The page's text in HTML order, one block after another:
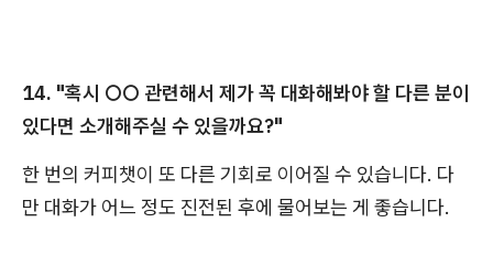
14. "혹시 ○○ 관련해서 제가 꼭 대화해봐야 할 다른 분이
있다면 소개해주실 수 있을까요?"
한 번의 커피챗이 또 다른 기회로 이어질 수 있습니다. 다
만 대화가 어느 정도 진전된 후에 물어보는 게 좋습니다.